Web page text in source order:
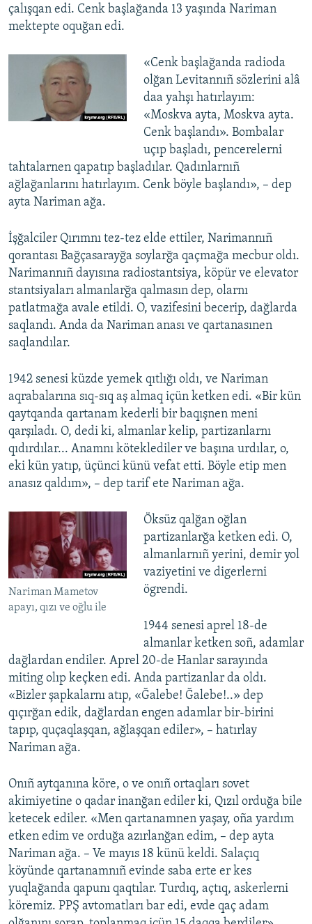
çalışqan edi. Cenk başlağanda 13 yaşında Nariman
mektepte oquğan edi.
«Cenk başlağanda radioda
olğan Levitannıñ sözlerini alâ
daa yahşı hatırlayım:
«Moskva ayta, Moskva ayta.
Cenk başlandı». Bombalar
uçıp başladı, pencerelerni
tahtalarnen qapatıp başladılar. Qadınlarnıñ
ağlağanlarını hatırlayım. Cenk böyle başlandı», – dep
ayta Nariman ağa.
İşğalciler Qırımnı tez-tez elde ettiler, Narimannıñ
qorantası Bağçasarayğa soylarğa qaçmağa mecbur oldı.
Narimannıñ dayısına radiostantsiya, köpür ve elevator
stantsiyaları almanlarğa qalmasın dep, olarnı
patlatmağa avale etildi. O, vazifesini becerip, dağlarda
saqlandı. Anda da Nariman anası ve qartanasınen
saqlandılar.
1942 senesi küzde yemek qıtlığı oldı, ve Nariman
aqrabalarına sıq-sıq aş almaq içün ketken edi. «Bir kün
qaytqanda qartanam kederli bir baqışnen meni
qarşıladı. O, dedi ki, almanlar kelip, partizanlarnı
qıdırdılar... Anamnı köteklediler ve başına urdılar, o,
eki kün yatıp, üçünci künü vefat etti. Böyle etip men
anasız qaldım», – dep tarif ete Nariman ağa.
Nariman Mametov
apayı, qızı ve oğlu ile
Öksüz qalğan oğlan
partizanlarğa ketken edi. O,
almanlarnıñ yerini, demir yol
vaziyetini ve digerlerni
ögrendi.
1944 senesi aprel 18-de
almanlar ketken soñ, adamlar
dağlardan endiler. Aprel 20-de Hanlar sarayında
miting olıp keçken edi. Anda partizanlar da oldı.
«Bizler şapkalarnı atıp, «Ğalebe! Ğalebe!..» dep
qıçırğan edik, dağlardan engen adamlar bir-birini
tapıp, quçaqlaşqan, ağlaşqan ediler», – hatırlay
Nariman ağa.
Onıñ aytqanına köre, o ve onıñ ortaqları sovet
akimiyetine o qadar inanğan ediler ki, Qızıl orduğa bile
ketecek ediler. «Men qartanamnen yaşay, oña yardım
etken edim ve orduğa azırlanğan edim, – dep ayta
Nariman ağa. – Ve mayıs 18 künü keldi. Salaçıq
köyünde qartanamnıñ evinde saba erte er kes
yuqlağanda qapunı qaqtılar. Turdıq, açtıq, askerlerni
köremiz. PPŞ avtomatları bar edi, evde qaç adam